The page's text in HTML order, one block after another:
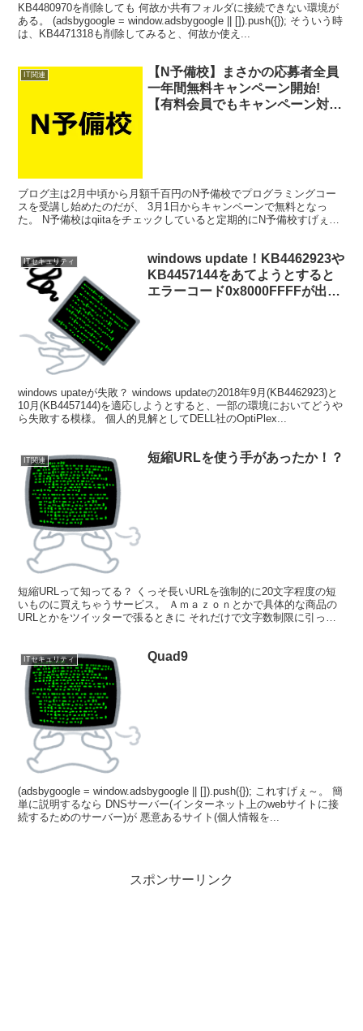
KB4480970を削除しても 何故か共有フォルダに接続できない環境が
ある。 (adsbygoogle = window.adsbygoogle || []).push({}); そういう時
は、KB4471318も削除してみると、何故か使え...
IT関連
【N予備校】まさかの応募者全員
一年間無料キャンペーン開始!
【有料会員でもキャンペーン対象
ブログ主は2月中頃から月額千百円のN予備校でプログラミングコー
スを受講し始めたのだが、 3月1日からキャンペーンで無料となっ
た。 N予備校はqiitaをチェックしていると定期的にN予備校すげぇ～
ITセキュリティ
windows update！KB4462923や
KB4457144をあてようとすると
エラーコード0x8000FFFFが出
windows upateが失敗？ windows updateの2018年9月(KB4462923)と
10月(KB4457144)を適応しようとすると、一部の環境においてどうや
ら失敗する模様。 個人的見解としてDELL社のOptiPlex...
IT関連 短縮URLを使う手があったか！？
短縮URLって知ってる？ くっそ長いURLを強制的に20文字程度の短
いものに買えちゃうサービス。 Ａｍａｚｏｎとかで具体的な商品の
URLとかをツイッターで張るときに それだけで文字数制限に引っか
ITセキュリティ Quad9
(adsbygoogle = window.adsbygoogle || []).push({}); これすげぇ～。 簡
単に説明するなら DNSサーバー(インターネット上のwebサイトに接
続するためのサーバー)が 悪意あるサイト(個人情報を...
スポンサーリンク